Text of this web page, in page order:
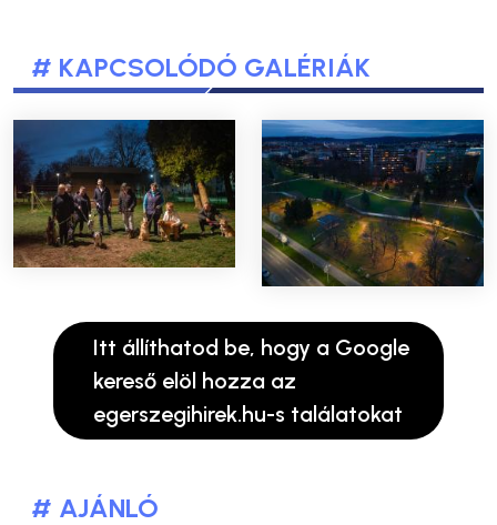
# KAPCSOLÓDÓ GALÉRIÁK
Itt állíthatod be, hogy a Google
kereső elöl hozza az
egerszegihirek.hu-s találatokat
# AJÁNLÓ